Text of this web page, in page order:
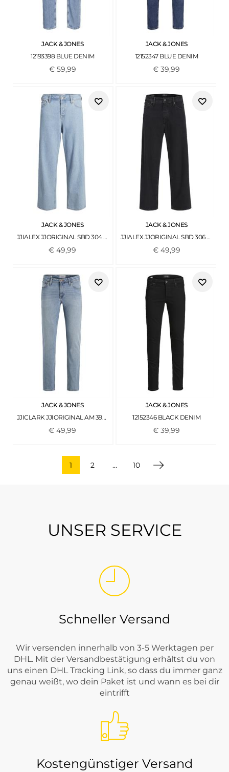
JACK & JONES
12193398 BLUE DENIM
€ 59,99
JACK & JONES
12152347 BLUE DENIM
€39,99
JACK & JONES
JJIALEX JJORIGINAL SBD 304 NOOS BLUE DENIM
€49,99
JACK & JONES
JJIALEX JJORIGINAL SBD 306 NOOS BLACK DENIM
€ 49,99
JACK & JONES
JJICLARK JJIORIGINAL AM 393 NOOS BLUE DENIM
€49,99
JACK & JONES
12152346 BLACK DENIM
€39,99
1 2 ... 10
UNSER SERVICE
Schneller Versand
Wir versenden innerhalb von 3-5 Werktagen per
DHL. Mit der Versandbestätigung erhältst du von
uns einen DHL Tracking Link, so dass du immer ganz
genau weißt, wo dein Paket ist und wann es bei dir
eintrifft
Kostengünstiger Versand